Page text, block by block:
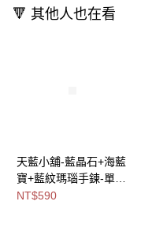
🔻 其他人也在看
天藍小舖-藍晶石+海藍
寶+藍紋瑪瑙手鍊-單1
款-$590【A31310172
NT$590